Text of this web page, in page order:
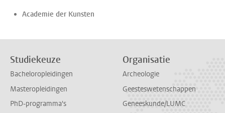
Academie der Kunsten
Studiekeuze
Bacheloropleidingen
Masteropleidingen
PhD-programma's
Organisatie
Archeologie
Geesteswetenschappen
Geneeskunde/LUMC